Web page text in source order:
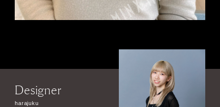
Designer
harajuku